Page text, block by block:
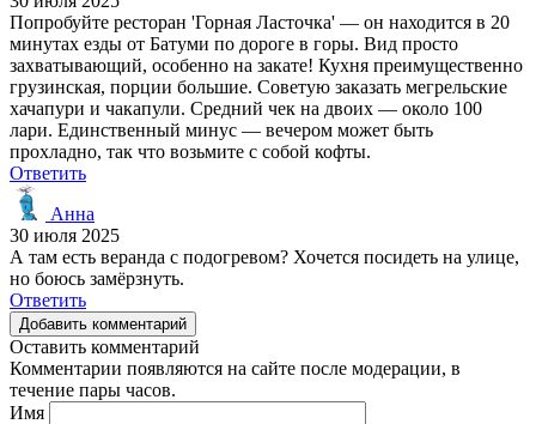
Попробуйте ресторан 'Горная Ласточка' — он находится в 20
минутах езды от Батуми по дороге в горы. Вид просто
захватывающий, особенно на закате! Кухня преимущественно
грузинская, порции большие. Советую заказать мегрельские
хачапури и чакапули. Средний чек на двоих — около 100
лари. Единственный минус — вечером может быть
прохладно, так что возьмите с собой кофты.
Ответить
Анна
30 июля 2025
А там есть веранда с подогревом? Хочется посидеть на улице,
но боюсь замёрзнуть.
Ответить
Добавить комментарий
Оставить комментарий
Комментарии появляются на сайте после модерации, в
течение пары часов.
Имя